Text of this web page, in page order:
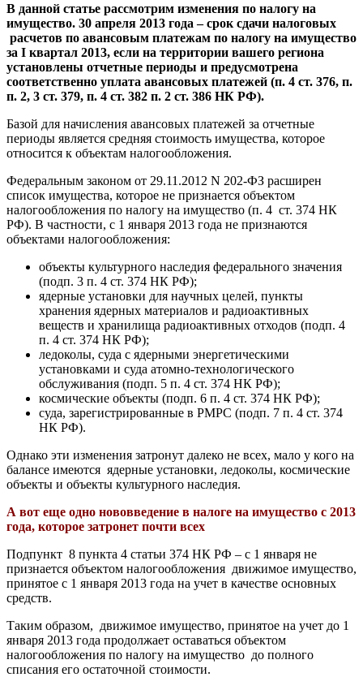
В данной статье рассмотрим изменения по налогу на
имущество. 30 апреля 2013 года – срок сдачи налоговых
расчетов по авансовым платежам по налогу на имущество
за I квартал 2013, если на территории вашего региона
установлены отчетные периоды и предусмотрена
соответственно уплата авансовых платежей (п. 4 ст. 376, п.
п. 2, 3 ст. 379, п. 4 ст. 382 п. 2 ст. 386 НК РФ).
Базой для начисления авансовых платежей за отчетные
периоды является средняя стоимость имущества, которое
относится к объектам налогообложения.
Федеральным законом от 29.11.2012 N 202-ФЗ расширен
список имущества, которое не признается объектом
налогообложения по налогу на имущество (п. 4 ст. 374 НК
РФ). В частности, с 1 января 2013 года не признаются
объектами налогообложения:
объекты культурного наследия федерального значения
(подп. 3 п. 4 ст. 374 НК РФ);
ядерные установки для научных целей, пункты
хранения ядерных материалов и радиоактивных
веществ и хранилища радиоактивных отходов (подп. 4
п. 4 ст. 374 НК РФ);
ледоколы, суда с ядерными энергетическими
установками и суда атомно-технологического
обслуживания (подп. 5 п. 4 ст. 374 НК РФ);
космические объекты (подп. 6 п. 4 ст. 374 НК РФ);
суда, зарегистрированные в РМРС (подп. 7 п. 4 ст. 374
НК РФ).
Однако эти изменения затронут далеко не всех, мало у кого на
балансе имеются ядерные установки, ледоколы, космические
объекты и объекты культурного наследия.
А вот еще одно нововведение в налоге на имущество с 2013
года, которое затронет почти всех
Подпункт 8 пункта 4 статьи 374 НК РФ – с 1 января не
признается объектом налогообложения движимое имущество,
принятое с 1 января 2013 года на учет в качестве основных
средств.
Таким образом, движимое имущество, принятое на учет до 1
января 2013 года продолжает оставаться объектом
налогообложения по налогу на имущество до полного
списания его остаточной стоимости.